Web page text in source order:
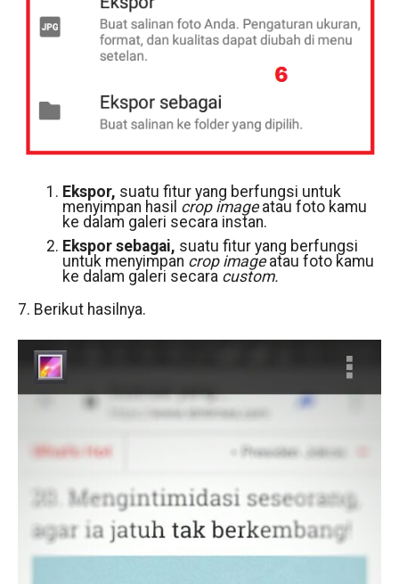
Ekspor, suatu fitur yang berfungsi untuk
menyimpan hasil crop imageatau foto kamu
ke dalam galeri secara instan.
Ekspor sebagai, suatu fitur yang berfungsi
untuk menyimpan crop imageatau foto kamu
ke dalam galeri secara custom.
7. Berikut hasilnya.